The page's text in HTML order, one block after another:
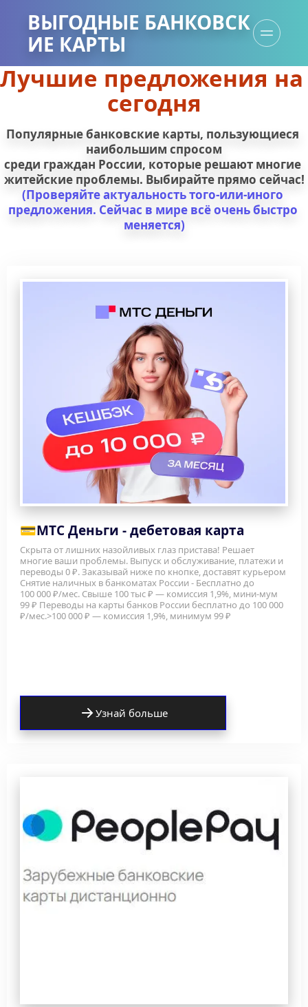
ВЫГОДНЫЕ БАНКОВСК
ИЕ КАРТЫ
Лучшие предложения на
сегодня
Популярные банковские карты, пользующиеся
наибольшим спросом
среди граждан России, которые решают многие
житейские проблемы. Выбирайте прямо сейчас!
(Проверяйте актуальность того-или-иного
предложения. Сейчас в мире всё очень быстро
меняется)
💳МТС Деньги - дебетовая карта
Скрыта от лишних назойливых глаз пристава! Решает
многие ваши проблемы. Выпуск и обслуживание, платежи и
переводы 0 ₽. Заказывай ниже по кнопке, доставят курьером
Снятие наличных в банкоматах России - Бесплатно до
100 000 ₽/мес. Свыше 100 тыс ₽ — комиссия 1,9%, мини-мум
99 ₽ Переводы на карты банков России бесплатно до 100 000
₽/мес.>100 000 ₽ — комиссия 1,9%, минимум 99 ₽
Узнай больше